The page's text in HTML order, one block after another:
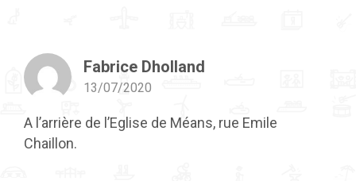
Fabrice Dholland
13/07/2020
A l’arrière de l’Eglise de Méans, rue Emile
Chaillon.